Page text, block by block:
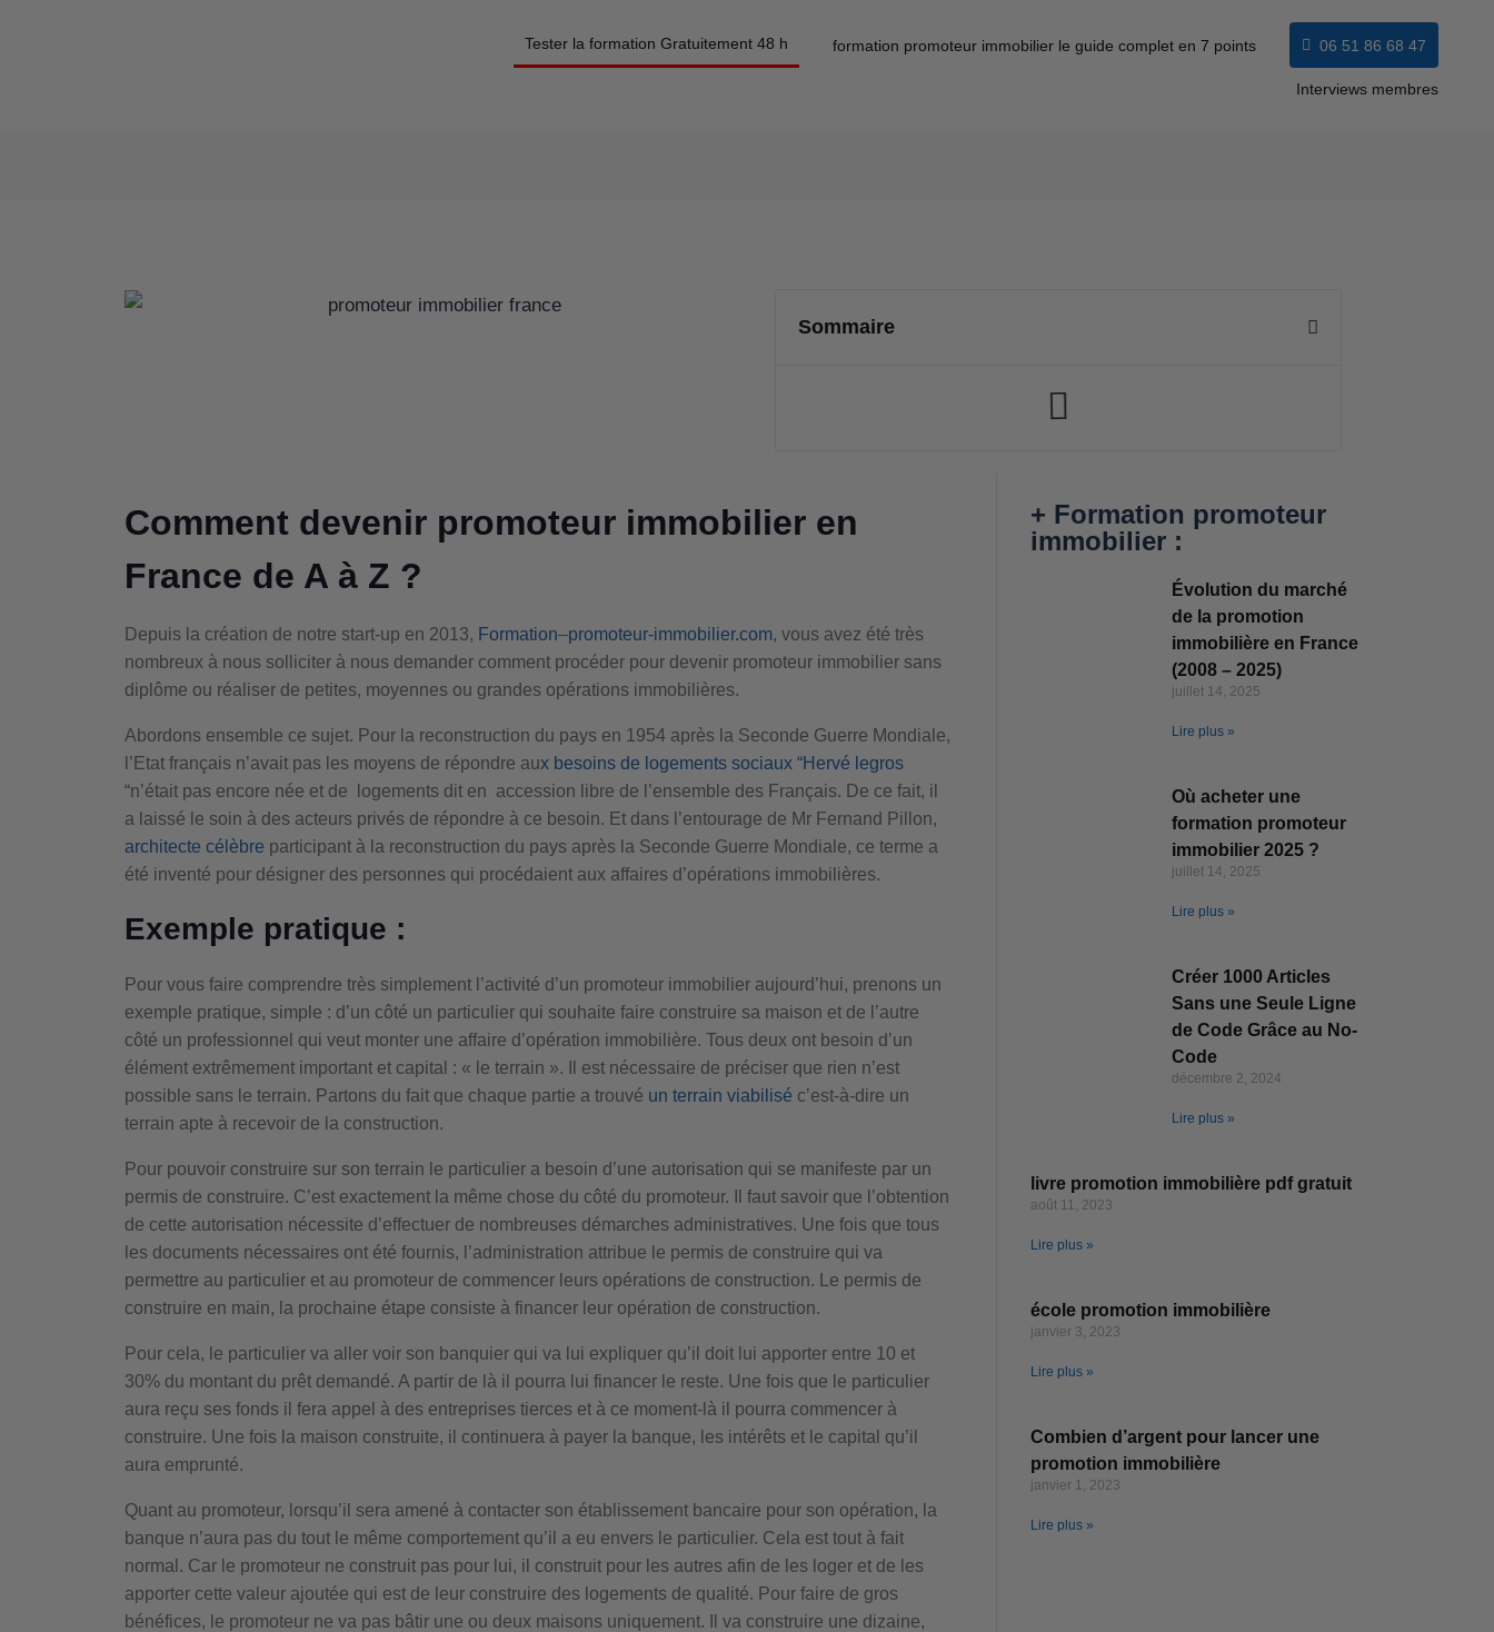
Tester la formation Gratuitement 48 h formation promoteur immobilier le guide complet en 7 points 06 51 86 68 47
Interviews membres
Sommaire
Comment devenir promoteur immobilier en
France de A à Z ?
Depuis la création de notre start-up en 2013, Formation–promoteur-immobilier.com, vous avez été très
nombreux à nous solliciter à nous demander comment procéder pour devenir promoteur immobilier sans
diplôme ou réaliser de petites, moyennes ou grandes opérations immobilières.
Abordons ensemble ce sujet. Pour la reconstruction du pays en 1954 après la Seconde Guerre Mondiale,
l’Etat français n’avait pas les moyens de répondre aux besoins de logements sociaux “Hervé legros
“n’était pas encore née et de logements dit en accession libre de l’ensemble des Français. De ce fait, il
a laissé le soin à des acteurs privés de répondre à ce besoin. Et dans l’entourage de Mr Fernand Pillon,
architecte célèbre participant à la reconstruction du pays après la Seconde Guerre Mondiale, ce terme a
été inventé pour désigner des personnes qui procédaient aux affaires d’opérations immobilières.
Exemple pratique :
Pour vous faire comprendre très simplement l’activité d’un promoteur immobilier aujourd’hui, prenons un
exemple pratique, simple : d’un côté un particulier qui souhaite faire construire sa maison et de l’autre
côté un professionnel qui veut monter une affaire d’opération immobilière. Tous deux ont besoin d’un
élément extrêmement important et capital : « le terrain ». Il est nécessaire de préciser que rien n’est
possible sans le terrain. Partons du fait que chaque partie a trouvé un terrain viabilisé c’est-à-dire un
terrain apte à recevoir de la construction.
Pour pouvoir construire sur son terrain le particulier a besoin d’une autorisation qui se manifeste par un
permis de construire. C’est exactement la même chose du côté du promoteur. Il faut savoir que l’obtention
de cette autorisation nécessite d’effectuer de nombreuses démarches administratives. Une fois que tous
les documents nécessaires ont été fournis, l’administration attribue le permis de construire qui va
permettre au particulier et au promoteur de commencer leurs opérations de construction. Le permis de
construire en main, la prochaine étape consiste à financer leur opération de construction.
Pour cela, le particulier va aller voir son banquier qui va lui expliquer qu’il doit lui apporter entre 10 et
30% du montant du prêt demandé. A partir de là il pourra lui financer le reste. Une fois que le particulier
aura reçu ses fonds il fera appel à des entreprises tierces et à ce moment-là il pourra commencer à
construire. Une fois la maison construite, il continuera à payer la banque, les intérêts et le capital qu’il
aura emprunté.
Quant au promoteur, lorsqu’il sera amené à contacter son établissement bancaire pour son opération, la
banque n’aura pas du tout le même comportement qu’il a eu envers le particulier. Cela est tout à fait
normal. Car le promoteur ne construit pas pour lui, il construit pour les autres afin de les loger et de les
apporter cette valeur ajoutée qui est de leur construire des logements de qualité. Pour faire de gros
bénéfices, le promoteur ne va pas bâtir une ou deux maisons uniquement. Il va construire une dizaine,
+ Formation promoteur
immobilier :
Évolution du marché
de la promotion
immobilière en France
(2008 – 2025)
juillet 14, 2025
Lire plus »
Où acheter une
formation promoteur
immobilier 2025 ?
juillet 14, 2025
Lire plus »
Créer 1000 Articles
Sans une Seule Ligne
de Code Grâce au No-
Code
décembre 2, 2024
Lire plus »
livre promotion immobilière pdf gratuit
août 11, 2023
Lire plus »
école promotion immobilière
janvier 3, 2023
Lire plus »
Combien d’argent pour lancer une
promotion immobilière
janvier 1, 2023
Lire plus »